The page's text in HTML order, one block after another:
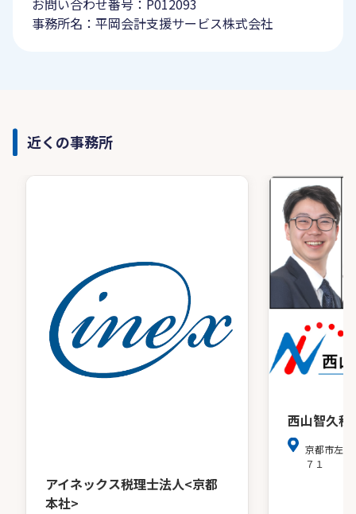
お問い合わせ番号：P012093
事務所名：平岡会計支援サービス株式会社
近くの事務所
アイネックス税理士法人<京都
本社>
西山智久税
京都市左京
７１